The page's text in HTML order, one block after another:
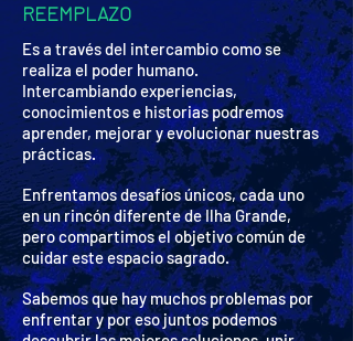
REEMPLAZO
Es a través del intercambio como se
realiza el poder humano.
Intercambiando experiencias,
conocimientos e historias podremos
aprender, mejorar y evolucionar nuestras
prácticas.
Enfrentamos desafíos únicos, cada uno
en un rincón diferente de Ilha Grande,
pero compartimos el objetivo común de
cuidar este espacio sagrado.
Sabemos que hay muchos problemas por
enfrentar y por eso juntos podemos